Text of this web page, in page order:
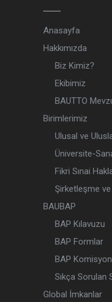
Anasayfa
Hakkımızda
Biz Kimiz?
Ekibimiz
BAUTTO
Birimlerimiz
Ulusal ve
Üniversite-
Fikri Sınai
Şirketleşme
BAUBAP
BAP Kılavuzu
BAP Formlar
BAP
Sıkça Sorulan
Global İmkanlar